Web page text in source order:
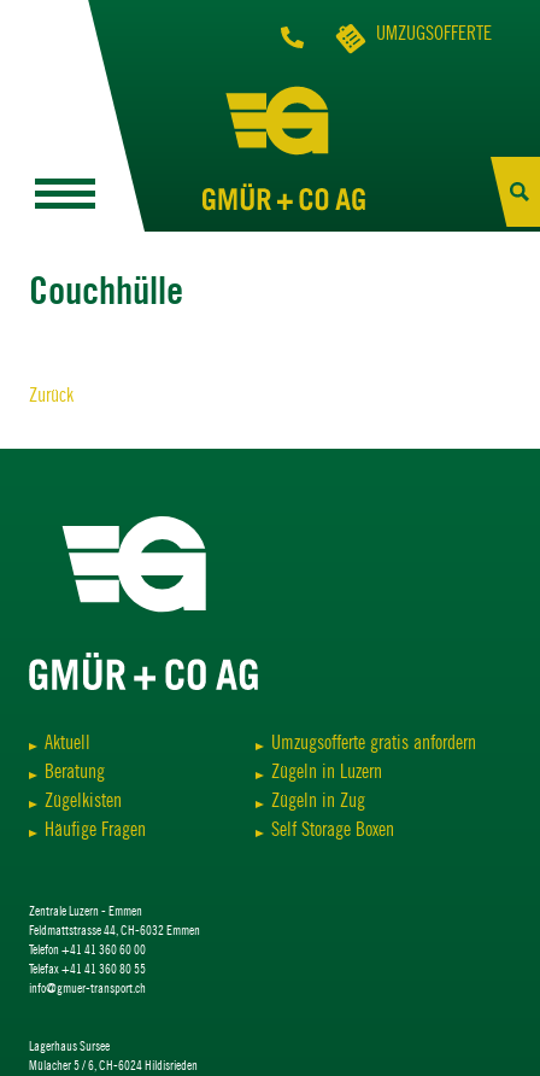
UMZUGSOFFERTE
Couchhülle
Zurück
Aktuell
Beratung
Zügelkisten
Häufige Fragen
Umzugsofferte gratis anfordern
Zügeln in Luzern
Zügeln in Zug
Self Storage Boxen
Zentrale Luzern - Emmen
Feldmattstrasse 44, CH-6032 Emmen
Telefon +41 41 360 60 00
Telefax +41 41 360 80 55
info@gmuer-transport.ch
Lagerhaus Sursee
Mülacher 5 / 6, CH-6024 Hildisrieden